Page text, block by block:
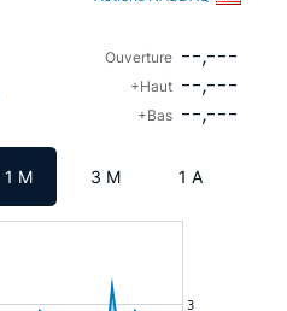
Ouverture --,---
+Haut --,---
+Bas --,---
1 M 3 M 1 A